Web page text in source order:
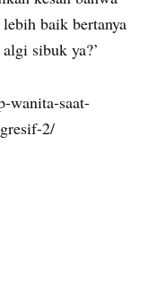
baik bertanya
sibuk ya?’
wanita-saat-
2/